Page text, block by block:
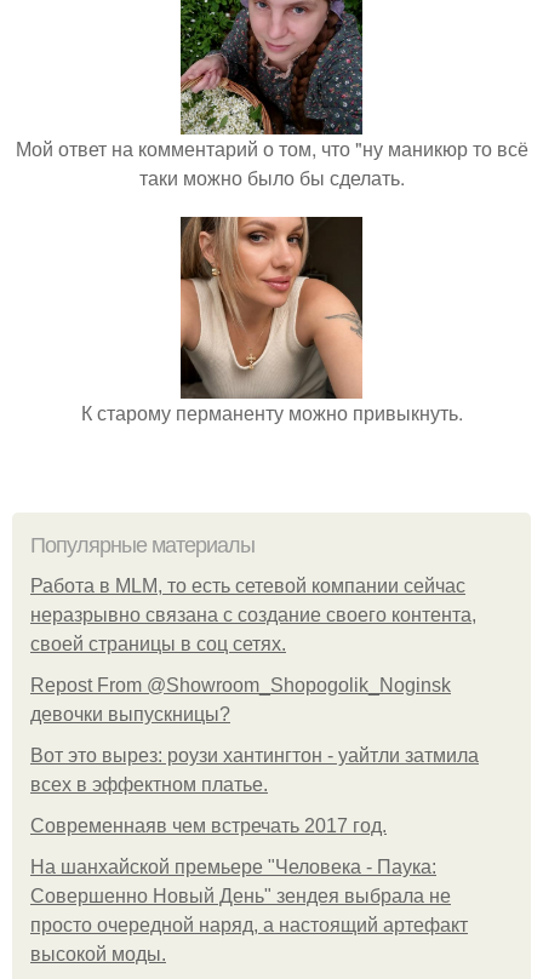
Мой ответ на комментарий о том, что "ну маникюр то всё
таки можно было бы сделать.
К старому перманенту можно привыкнуть.
Популярные материалы
Работа в MLM, то есть сетевой компании сейчас
неразрывно связана с создание своего контента,
своей страницы в соц сетях.
Repost From @Showroom_Shopogolik_Noginsk
девочки выпускницы?
Вот это вырез: роузи хантингтон - уайтли затмила
всех в эффектном платьe.
Современнаяв чем встречать 2017 год.
На шанхайской премьере "Человека - Паука:
Совершенно Новый День" зендея выбрала не
просто очередной наряд, а настоящий артефакт
высокой моды.